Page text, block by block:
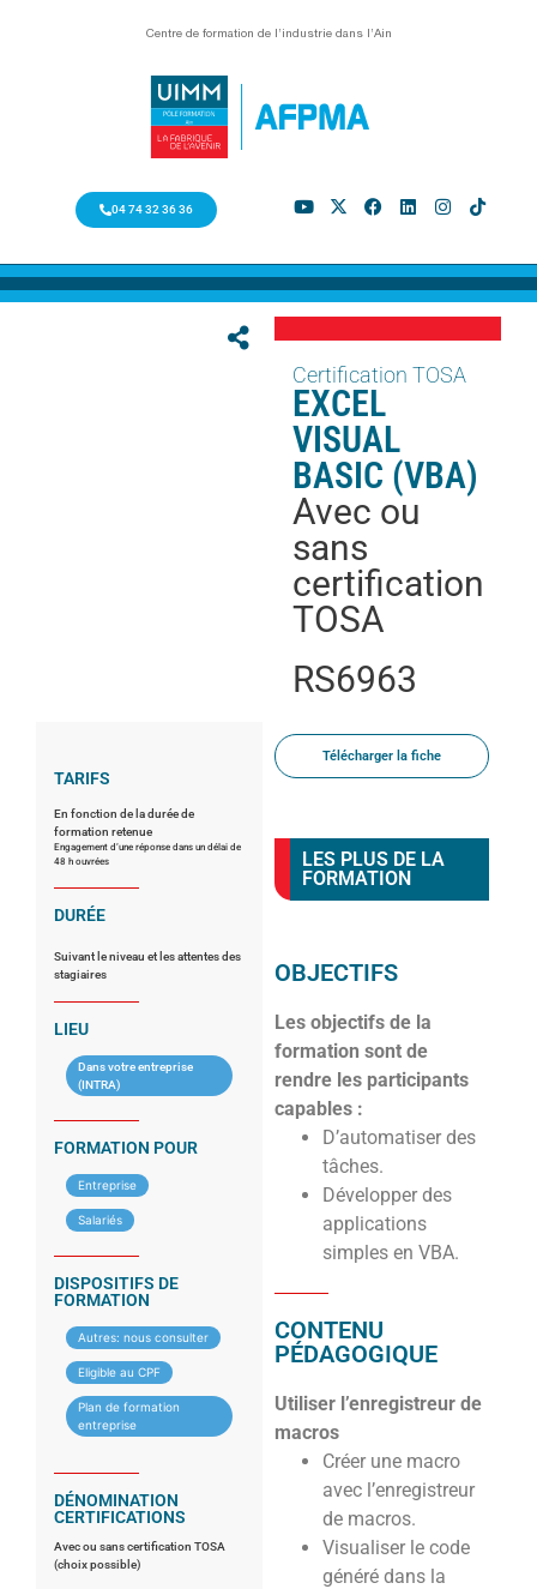
Centre de formation de l’industrie dans l’Ain
04 74 32 36 36
Certification TOSA
EXCEL
VISUAL
BASIC (VBA)
Avec ou
sans
certification
TOSA
RS6963
TARIFS
En fonction de la durée de
formation retenue
Engagement d’une réponse dans un délai de
48 h ouvrées
DURÉE
Suivant le niveau et les attentes des
stagiaires
LIEU
Dans votre entreprise
(INTRA)
FORMATION POUR
Entreprise
Salariés
DISPOSITIFS DE
FORMATION
Autres: nous consulter
Eligible au CPF
Plan de formation
entreprise
DÉNOMINATION
CERTIFICATIONS
Avec ou sans certification TOSA
(choix possible)
Télécharger la fiche
LES PLUS DE LA
FORMATION
OBJECTIFS
Les objectifs de la
formation sont de
rendre les participants
capables :
D’automatiser des
tâches.
Développer des
applications
simples en VBA.
CONTENU
PÉDAGOGIQUE
Utiliser l’enregistreur de
macros
Créer une macro
avec l’enregistreur
de macros.
Visualiser le code
généré dans la